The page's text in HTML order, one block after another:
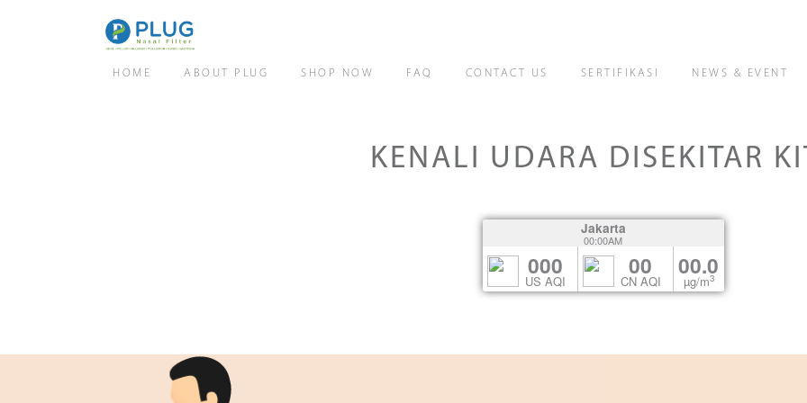
HOME ABOUT PLUG SHOP NOW FAQ CONTACT US SERTIFIKASI NEWS & EVENT
KENALI UDARA DISEKITAR
Jakarta
00:00AM
000
US AQI
00
CN AQI
00.0
µg/m3